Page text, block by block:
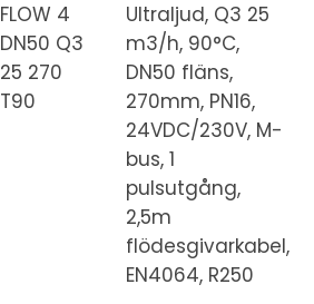
FLOW 4
DN50 Q3
25 270
T90
Ultraljud, Q3 25
m3/h, 90°C,
DN50 fläns,
270mm, PN16,
24VDC/230V, M-
bus, 1
pulsutgång,
2,5m
flödesgivarkabel,
EN4064, R250